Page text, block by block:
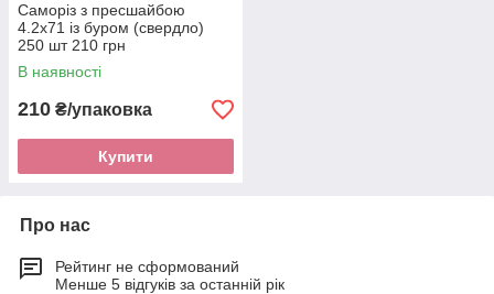
Саморіз з пресшайбою
4.2х71 із буром (свердло)
250 шт 210 грн
В наявності
210 ₴/упаковка
Купити
Про нас
Рейтинг не сформований
Менше 5 відгуків за останній рік